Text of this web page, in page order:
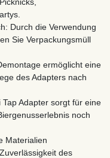
Durch die Verwendung
Sie Verpackungsmüll
ermöglicht eine
des Adapters nach
Adapter sorgt für eine
noch
Materialien
des